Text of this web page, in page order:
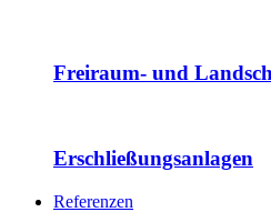
Freiraum- und
Erschließungsanlagen
Referenzen